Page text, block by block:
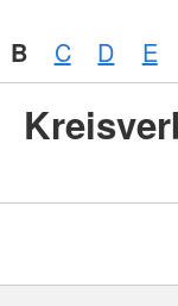
B C D E